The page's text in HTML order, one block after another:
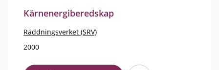
Kärnenergiberedskap
Räddningsverket (SRV)
2000